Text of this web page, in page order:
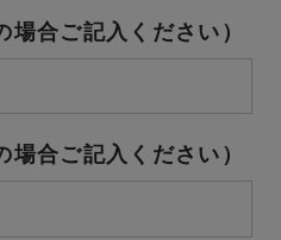
合ご記入ください）
合ご記入ください）